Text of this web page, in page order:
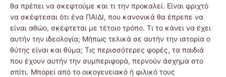
θα πρέπει να σκεφτούμε και τι την προκαλεί. Είναι φριχτό
να σκέφτεσαι ότι ένα ΠΑΙΔΙ, που κανονικά θα έπρεπε να
είναι αθώο, σκέφτεται με τέτοιο τρόπο. Τι το κάνει να έχει
αυτήν την ιδεολογία; Μήπως τελικά σε αυτήν την ιστορία ο
θύτης είναι και θύμα; Τις περισσότερες φορές, τα παιδιά
που έχουν αυτήν την συμπεριφορά, περνούν άσχημα στο
σπίτι. Μπορεί από το οικογενειακό ή φιλικό τους